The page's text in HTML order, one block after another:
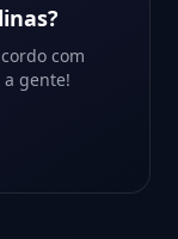
com
gente!